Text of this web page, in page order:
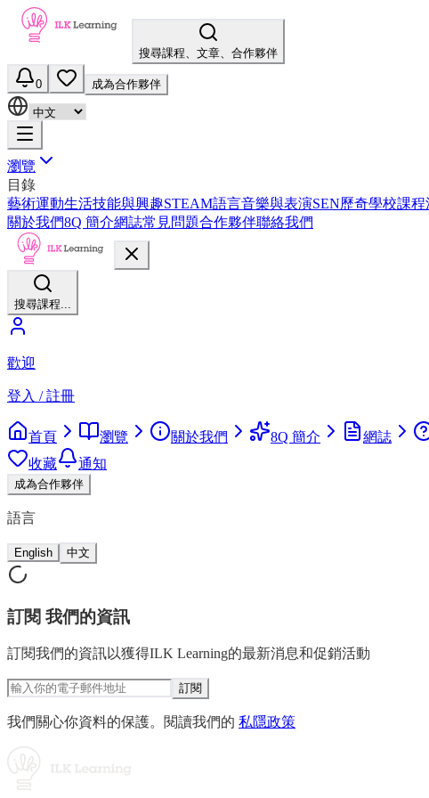
搜尋課程、文章、合作夥伴
0 成為合作夥伴
瀏覽
目錄
藝術運動生活技能與興趣STEAM語言音樂與表演SEN歷奇學校課程
關於我們8Q 簡介網誌常見問題合作夥伴聯絡我們
搜尋課程...
歡迎
登入 / 註冊
首頁 瀏覽 關於我們 8Q 簡介 網誌
收藏
通知
成為合作夥伴
語言
English 中文
訂閱 我們的資訊
訂閱我們的資訊以獲得ILK Learning的最新消息和促銷活動
訂閱
我們關心你資料的保護。閱讀我們的 私隱政策